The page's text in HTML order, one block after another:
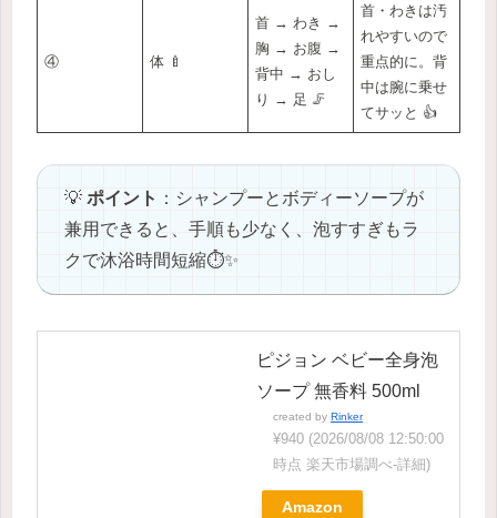
④ 体 🍼
首 → わき →
胸 → お腹 →
背中 → おし
り → 足 🦵
首・わきは汚
れやすいので
重点的に。背
中は腕に乗せ
てサッと 👍
💡 ポイント ：シャンプーとボディーソープが
兼用できると、手順も少なく、泡すすぎもラ
クで沐浴時間短縮⏱️✨
ピジョン ベビー全身泡
ソープ 無香料 500ml
created by Rinker
¥940 (2026/08/08 12:50:00
時点 楽天市場調べ-詳細)
Amazon